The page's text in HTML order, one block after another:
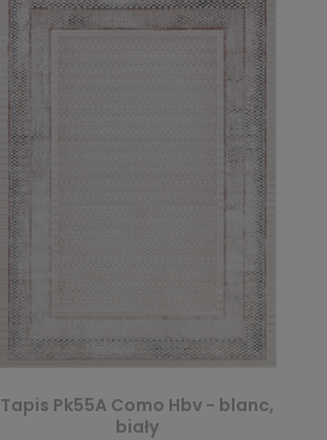
Tapis Pk55A Como Hbv - blanc,
biały